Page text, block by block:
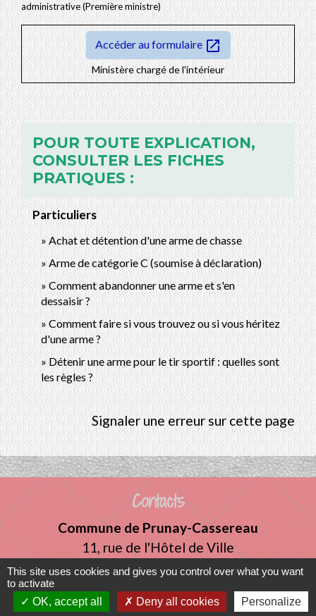
administrative (Première ministre)
Accéder au formulaire open_in_new
Ministère chargé de l'intérieur
POUR TOUTE EXPLICATION,
CONSULTER LES FICHES
PRATIQUES :
Particuliers
Achat et détention d'une arme de chasse
Arme de catégorie C (soumise à déclaration)
Comment abandonner une arme et s'en
dessaisir ?
Comment faire si vous trouvez ou si vous héritez
d'une arme ?
Détenir une arme pour le tir sportif : quelles sont
les règles ?
Signaler une erreur sur cette page
Contacts
Commune de Prunay-Cassereau
11, rue de l'Hôtel de Ville
41310 Prunay-Cassereau - FRANCE
This site uses cookies and gives you control over what you want
to activate
OK, accept all
Deny all cookies Personalize